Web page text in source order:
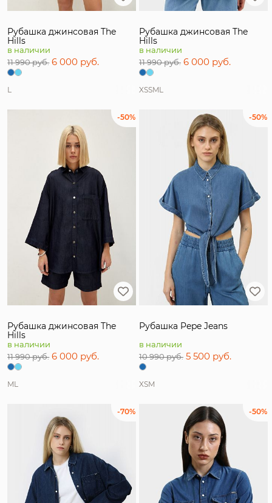
Рубашка джинсовая The
Hills
в наличии
11 990 руб. 6 000 руб.
L
Рубашка джинсовая The
Hills
в наличии
11 990 руб. 6 000 руб.
XSSML
-50%
Рубашка джинсовая The
Hills
в наличии
11 990 руб. 6 000 руб.
ML
-50%
Рубашка Pepe Jeans
в наличии
10 990 руб. 5 500 руб.
XSM
-70% -50%